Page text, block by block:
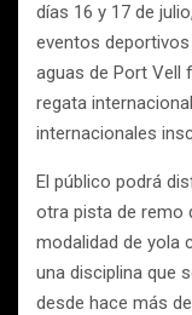
días 16 y 17 de
eventos deportivos
aguas de Port Vell
regata
internacionales
El público podrá
otra pista de remo
modalidad de yola
una disciplina que
desde hace más